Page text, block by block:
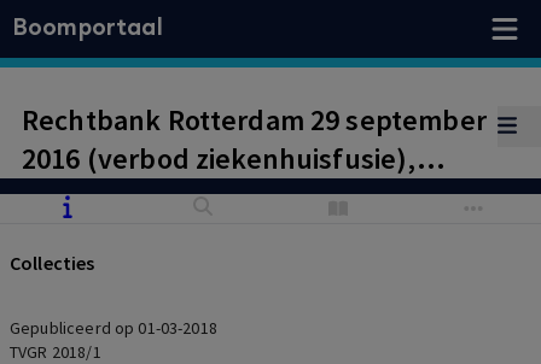
Boomportaal
Rechtbank Rotterdam 29 september
2016 (verbod ziekenhuisfusie),
m.nt. mr. C.T. Dekker en mr. H.S.
Collecties
Gepubliceerd op 01-03-2018
TVGR 2018/1